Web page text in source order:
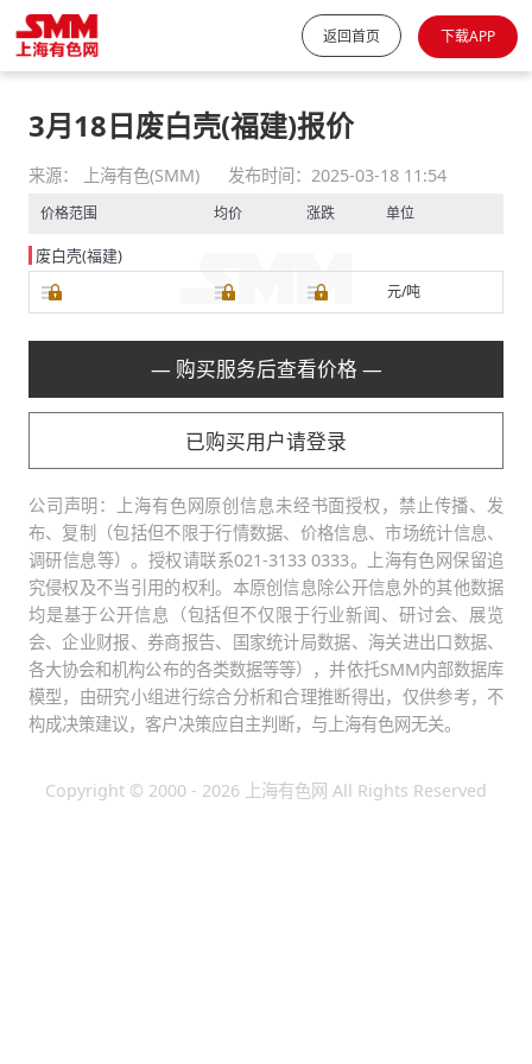
返回首页 下载APP
3月18日废白壳(福建)报价
来源： 上海有色(SMM) 发布时间：2025-03-18 11:54
价格范围 均价 涨跌 单位
废白壳(福建)
元/吨
— 购买服务后查看价格 —
已购买用户请登录
公司声明：上海有色网原创信息未经书面授权，禁止传播、发
布、复制（包括但不限于行情数据、价格信息、市场统计信息、
调研信息等）。授权请联系021-3133 0333。上海有色网保留追
究侵权及不当引用的权利。本原创信息除公开信息外的其他数据
均是基于公开信息（包括但不仅限于行业新闻、研讨会、展览
会、企业财报、券商报告、国家统计局数据、海关进出口数据、
各大协会和机构公布的各类数据等等），并依托SMM内部数据库
模型，由研究小组进行综合分析和合理推断得出，仅供参考，不
构成决策建议，客户决策应自主判断，与上海有色网无关。
Copyright © 2000 - 2026 上海有色网 All Rights Reserved